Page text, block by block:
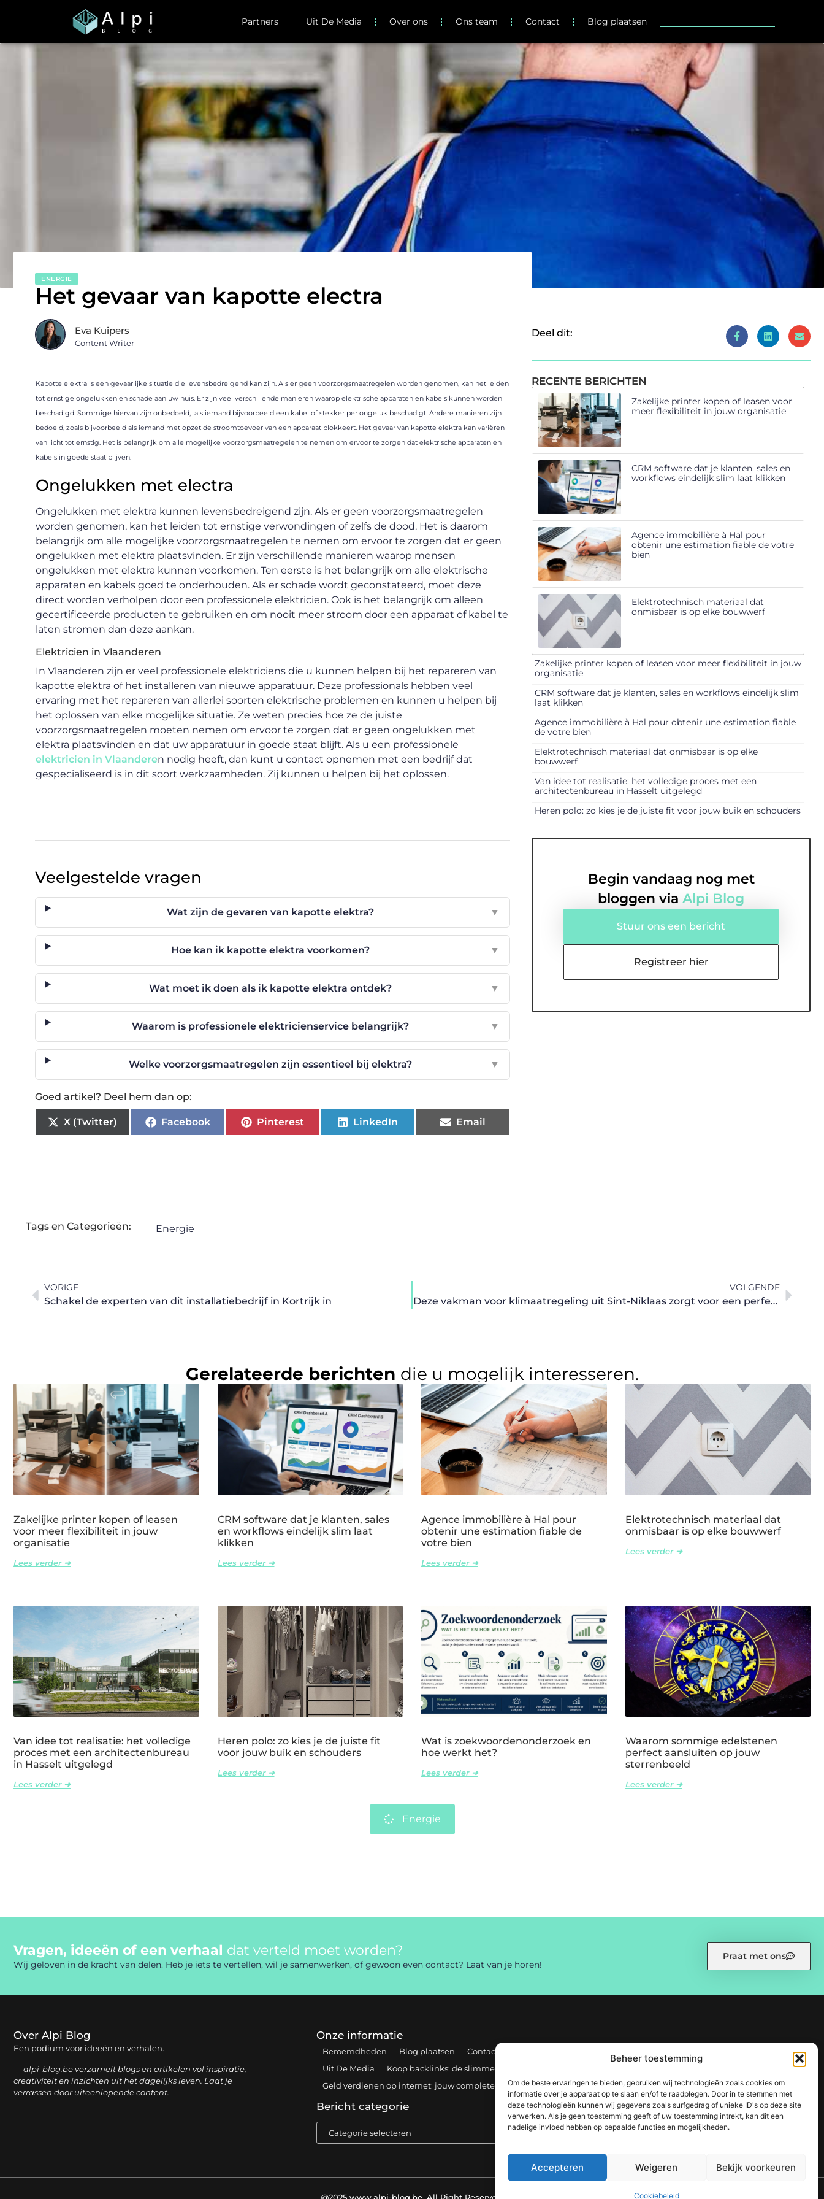
Beheer toestemming
Om de beste ervaringen te bieden, gebruiken wij technologieën zoals cookies om
informatie over je apparaat op te slaan en/of te raadplegen. Door in te stemmen met
deze technologieën kunnen wij gegevens zoals surfgedrag of unieke ID's op deze site
verwerken. Als je geen toestemming geeft of uw toestemming intrekt, kan dit een
nadelige invloed hebben op bepaalde functies en mogelijkheden.
Accepteren Weigeren Bekijk voorkeuren
Cookiebeleid
Partners Uit De Media Over ons Ons team Contact Blog plaatsen
TOP
ENERGIE
Het gevaar van kapotte electra
Eva Kuipers
Content Writer
Kapotte elektra is een gevaarlijke situatie die levensbedreigend kan zijn. Als er geen voorzorgsmaatregelen worden genomen, kan het leiden
tot ernstige ongelukken en schade aan uw huis. Er zijn veel verschillende manieren waarop elektrische apparaten en kabels kunnen worden
beschadigd. Sommige hiervan zijn onbedoeld, als iemand bijvoorbeeld een kabel of stekker per ongeluk beschadigt. Andere manieren zijn
bedoeld, zoals bijvoorbeeld als iemand met opzet de stroomtoevoer van een apparaat blokkeert. Het gevaar van kapotte elektra kan variëren
van licht tot ernstig. Het is belangrijk om alle mogelijke voorzorgsmaatregelen te nemen om ervoor te zorgen dat elektrische apparaten en
kabels in goede staat blijven.
Ongelukken met electra
Ongelukken met elektra kunnen levensbedreigend zijn. Als er geen voorzorgsmaatregelen
worden genomen, kan het leiden tot ernstige verwondingen of zelfs de dood. Het is daarom
belangrijk om alle mogelijke voorzorgsmaatregelen te nemen om ervoor te zorgen dat er geen
ongelukken met elektra plaatsvinden. Er zijn verschillende manieren waarop mensen
ongelukken met elektra kunnen voorkomen. Ten eerste is het belangrijk om alle elektrische
apparaten en kabels goed te onderhouden. Als er schade wordt geconstateerd, moet deze
direct worden verholpen door een professionele elektricien. Ook is het belangrijk om alleen
gecertificeerde producten te gebruiken en om nooit meer stroom door een apparaat of kabel te
laten stromen dan deze aankan.
Elektricien in Vlaanderen
In Vlaanderen zijn er veel professionele elektriciens die u kunnen helpen bij het repareren van
kapotte elektra of het installeren van nieuwe apparatuur. Deze professionals hebben veel
ervaring met het repareren van allerlei soorten elektrische problemen en kunnen u helpen bij
het oplossen van elke mogelijke situatie. Ze weten precies hoe ze de juiste
voorzorgsmaatregelen moeten nemen om ervoor te zorgen dat er geen ongelukken met
elektra plaatsvinden en dat uw apparatuur in goede staat blijft. Als u een professionele
elektricien in Vlaanderen nodig heeft, dan kunt u contact opnemen met een bedrijf dat
gespecialiseerd is in dit soort werkzaamheden. Zij kunnen u helpen bij het oplossen.
Veelgestelde vragen
Wat zijn de gevaren van kapotte elektra? ▼
Hoe kan ik kapotte elektra voorkomen? ▼
Wat moet ik doen als ik kapotte elektra ontdek? ▼
Waarom is professionele elektricienservice belangrijk? ▼
Welke voorzorgsmaatregelen zijn essentieel bij elektra? ▼
Goed artikel? Deel hem dan op:
X (Twitter) Facebook Pinterest LinkedIn Email
Deel dit:
RECENTE BERICHTEN
Zakelijke printer kopen of leasen voor
meer flexibiliteit in jouw organisatie
CRM software dat je klanten, sales en
workflows eindelijk slim laat klikken
Agence immobilière à Hal pour
obtenir une estimation fiable de votre
bien
Elektrotechnisch materiaal dat
onmisbaar is op elke bouwwerf
Zakelijke printer kopen of leasen voor meer flexibiliteit in jouw
organisatie
CRM software dat je klanten, sales en workflows eindelijk slim
laat klikken
Agence immobilière à Hal pour obtenir une estimation fiable
de votre bien
Elektrotechnisch materiaal dat onmisbaar is op elke
bouwwerf
Van idee tot realisatie: het volledige proces met een
architectenbureau in Hasselt uitgelegd
Heren polo: zo kies je de juiste fit voor jouw buik en schouders
Begin vandaag nog met
bloggen via Alpi Blog
Stuur ons een bericht
Registreer hier
Tags en Categorieën: Energie
VORIGE
Schakel de experten van dit installatiebedrijf in Kortrijk in
VOLGENDE
Deze vakman voor klimaatregeling uit Sint-Niklaas zorgt voor een perfecte kamertemperatuur
Gerelateerde berichten die u mogelijk interesseren.
Zakelijke printer kopen of leasen
voor meer flexibiliteit in jouw
organisatie
Lees verder ➜
CRM software dat je klanten, sales
en workflows eindelijk slim laat
klikken
Lees verder ➜
Agence immobilière à Hal pour
obtenir une estimation fiable de
votre bien
Lees verder ➜
Elektrotechnisch materiaal dat
onmisbaar is op elke bouwwerf
Lees verder ➜
Van idee tot realisatie: het volledige
proces met een architectenbureau
in Hasselt uitgelegd
Lees verder ➜
Heren polo: zo kies je de juiste fit
voor jouw buik en schouders
Lees verder ➜
Wat is zoekwoordenonderzoek en
hoe werkt het?
Lees verder ➜
Waarom sommige edelstenen
perfect aansluiten op jouw
sterrenbeeld
Lees verder ➜
Energie
Vragen, ideeën of een verhaal dat verteld moet worden?
Wij geloven in de kracht van delen. Heb je iets te vertellen, wil je samenwerken, of gewoon even contact? Laat van je horen!
Praat met ons
Over Alpi Blog
Een podium voor ideeën en verhalen.
— alpi-blog.be verzamelt blogs en artikelen vol inspiratie,
creativiteit en inzichten uit het dagelijks leven. Laat je
verrassen door uiteenlopende content.
Onze informatie
Beroemdheden Blog plaatsen Contact
Website index
Uit De Media
Koop backlinks: de slimme gids voor een sterke SEO-strategie
Geld verdienen op internet: jouw complete gids voor online succes
Bericht categorie